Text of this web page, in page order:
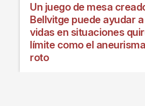
Un juego de mesa
Bellvitge puede ayudar
vidas en situaciones
límite como el
roto